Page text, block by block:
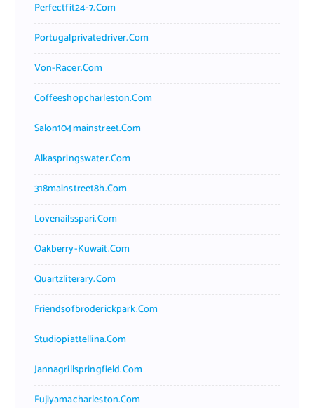
Perfectfit24-7.com
Portugalprivatedriver.com
Von-Racer.com
Coffeeshopcharleston.com
Salon104mainstreet.com
Alkaspringswater.com
318mainstreet8h.com
Lovenailsspari.com
Oakberry-Kuwait.com
Quartzliterary.com
Friendsofbroderickpark.com
Studiopiattellina.com
Jannagrillspringfield.com
Fujiyamacharleston.com